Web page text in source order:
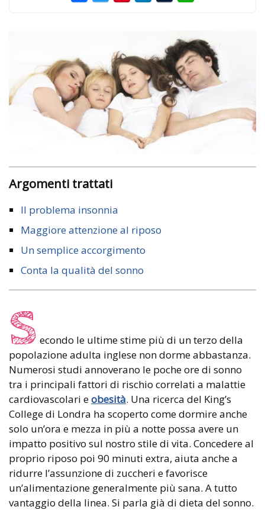
Argomenti trattati
Il problema insonnia
Maggiore attenzione al riposo
Un semplice accorgimento
Conta la qualità del sonno
S econdo le ultime stime più di un terzo della
popolazione adulta inglese non dorme abbastanza.
Numerosi studi annoverano le poche ore di sonno
tra i principali fattori di rischio correlati a malattie
cardiovascolari eobesità. Una ricerca del King’s
College di Londra ha scoperto come dormire anche
solo un’ora e mezza in più a notte possa avere un
impatto positivo sul nostro stile di vita. Concedere al
proprio riposo poi 90 minuti extra, aiuta anche a
ridurre l’assunzione di zuccheri e favorisce
un’alimentazione generalmente più sana. A tutto
vantaggio della linea. Si parla già di dieta del sonno.